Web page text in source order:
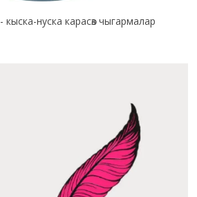
- кыска-нуска карасөз чыгармалар